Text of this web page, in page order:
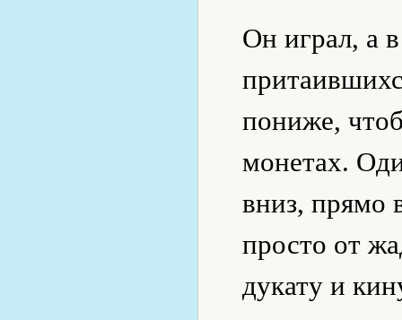
Он играл, а
пониже,
монетах.
вниз, прямо
просто от
дукату и